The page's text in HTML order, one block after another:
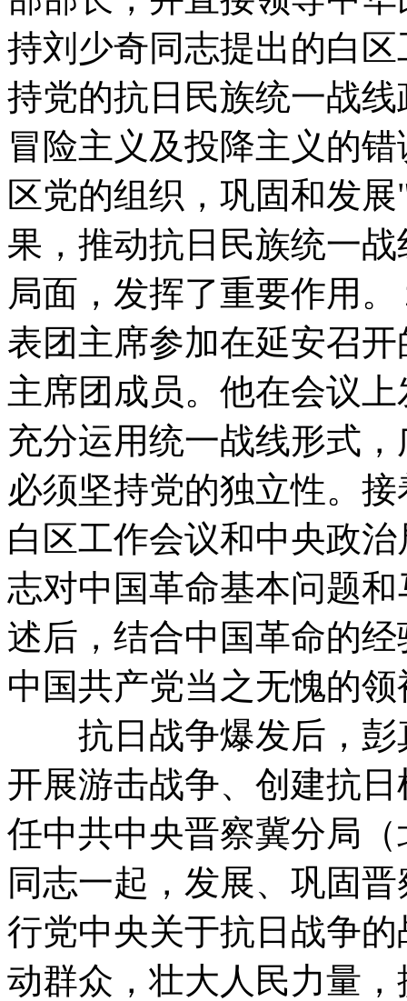
持刘少奇同志提出的白
持党的抗日民族统一战
冒险主义及投降主义的
区党的组织，巩固和发
果，推动抗日民族统一
局面，发挥了重要作用
表团主席参加在延安召
主席团成员。他在会议
充分运用统一战线形式
必须坚持党的独立性。
白区工作会议和中央政
志对中国革命基本问题
述后，结合中国革命的
中国共产党当之无愧的领
抗日战争爆发后，彭
开展游击战争、创建抗
任中共中央晋察冀分局
同志一起，发展、巩固
行党中央关于抗日战争
动群众，壮大人民力量